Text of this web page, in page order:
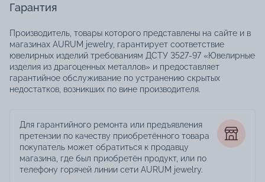
Гарантия
Производитель, товары которого представлены на сайте и в
магазинах AURUM jewelry, гарантирует соответствие
ювелирных изделий требованиям ДСТУ 3527-97 «Ювелирные
изделия из драгоценных металлов» и предоставляет
гарантийное обслуживание по устранению скрытых
недостатков, возникших по вине производителя.
Для гарантийного ремонта или предъявления
претензии по качеству приобретённого товара
покупатель может обратиться к продавцу
магазина, где был приобретён продукт, или по
телефону горячей линии сети AURUM jewelry.